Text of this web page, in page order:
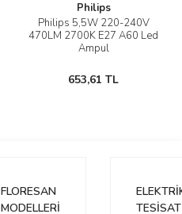
Philips
Philips 5,5W 220-240V
470LM 2700K E27 A60 Led
Ampul
653,61 TL
FLORESAN
MODELLERİ
TESİSAT